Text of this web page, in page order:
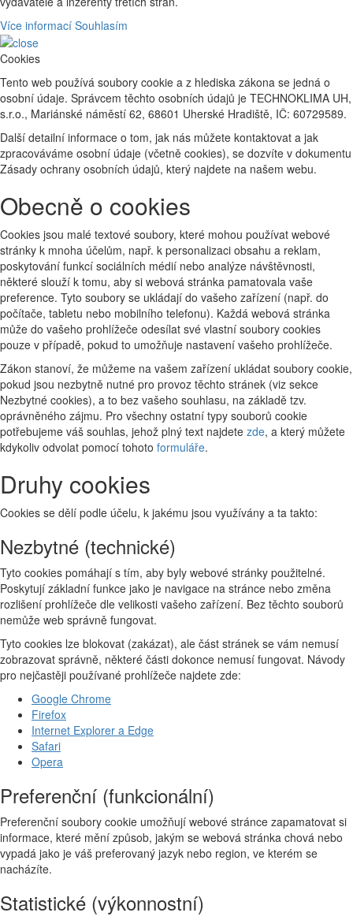
Více informací Souhlasím
Cookies
Tento web používá soubory cookie a z hlediska zákona se jedná o
osobní údaje. Správcem těchto osobních údajů je TECHNOKLIMA UH,
s.r.o., Mariánské náměstí 62, 68601 Uherské Hradiště, IČ: 60729589.
Další detailní informace o tom, jak nás můžete kontaktovat a jak
zpracováváme osobní údaje (včetně cookies), se dozvíte v dokumentu
Zásady ochrany osobních údajů, který najdete na našem webu.
Obecně o cookies
Cookies jsou malé textové soubory, které mohou používat webové
stránky k mnoha účelům, např. k personalizaci obsahu a reklam,
poskytování funkcí sociálních médií nebo analýze návštěvnosti,
některé slouží k tomu, aby si webová stránka pamatovala vaše
preference. Tyto soubory se ukládají do vašeho zařízení (např. do
počítače, tabletu nebo mobilního telefonu). Každá webová stránka
může do vašeho prohlížeče odesílat své vlastní soubory cookies
pouze v případě, pokud to umožňuje nastavení vašeho prohlížeče.
Zákon stanoví, že můžeme na vašem zařízení ukládat soubory cookie,
pokud jsou nezbytně nutné pro provoz těchto stránek (viz sekce
Nezbytné cookies), a to bez vašeho souhlasu, na základě tzv.
oprávněného zájmu. Pro všechny ostatní typy souborů cookie
potřebujeme váš souhlas, jehož plný text najdete zde, a který můžete
kdykoliv odvolat pomocí tohoto formuláře.
Druhy cookies
Cookies se dělí podle účelu, k jakému jsou využívány a ta takto:
Nezbytné (technické)
Tyto cookies pomáhají s tím, aby byly webové stránky použitelné.
Poskytují základní funkce jako je navigace na stránce nebo změna
rozlišení prohlížeče dle velikosti vašeho zařízení. Bez těchto souborů
nemůže web správně fungovat.
Tyto cookies lze blokovat (zakázat), ale část stránek se vám nemusí
zobrazovat správně, některé části dokonce nemusí fungovat. Návody
pro nejčastěji používané prohlížeče najdete zde:
Google Chrome
Firefox
Internet Explorer a Edge
Safari
Opera
Preferenční (funkcionální)
Preferenční soubory cookie umožňují webové stránce zapamatovat si
informace, které mění způsob, jakým se webová stránka chová nebo
vypadá jako je váš preferovaný jazyk nebo region, ve kterém se
nacházíte.
Statistické (výkonnostní)